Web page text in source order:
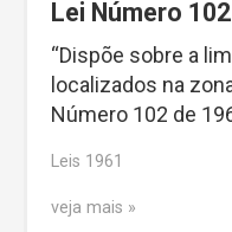
Lei Número
“Dispõe sobre a
localizados na
Número 102 de
Leis 1961
veja mais